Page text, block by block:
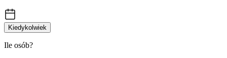
Kiedykolwiek
Ile osób?